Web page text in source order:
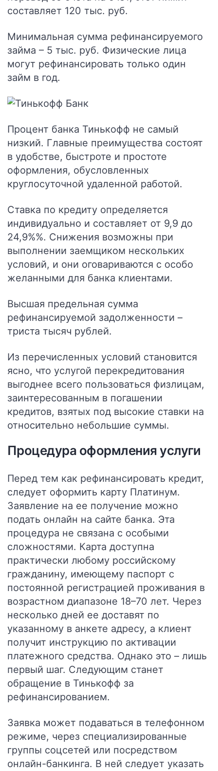
составляет 120 тыс. руб.
Минимальная сумма рефинансируемого
займа – 5 тыс. руб. Физические лица
могут рефинансировать только один
займ в год.
Процент банка Тинькофф не самый
низкий. Главные преимущества состоят
в удобстве, быстроте и простоте
оформления, обусловленных
круглосуточной удаленной работой.
Ставка по кредиту определяется
индивидуально и составляет от 9,9 до
24,9%%. Снижения возможны при
выполнении заемщиком нескольких
условий, и они оговариваются с особо
желанными для банка клиентами.
Высшая предельная сумма
рефинансируемой задолженности –
триста тысяч рублей.
Из перечисленных условий становится
ясно, что услугой перекредитования
выгоднее всего пользоваться физлицам,
заинтересованным в погашении
кредитов, взятых под высокие ставки на
относительно небольшие суммы.
Процедура оформления услуги
Перед тем как рефинансировать кредит,
следует оформить карту Платинум.
Заявление на ее получение можно
подать онлайн на сайте банка. Эта
процедура не связана с особыми
сложностями. Карта доступна
практически любому российскому
гражданину, имеющему паспорт с
постоянной регистрацией проживания в
возрастном диапазоне 18–70 лет. Через
несколько дней ее доставят по
указанному в анкете адресу, а клиент
получит инструкцию по активации
платежного средства. Однако это – лишь
первый шаг. Следующим станет
обращение в Тинькофф за
рефинансированием.
Заявка может подаваться в телефонном
режиме, через специализированные
группы соцсетей или посредством
онлайн-банкинга. В ней следует указать